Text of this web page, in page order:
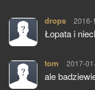
drops pisze:
2016-
Łopata i
tom pisze:
2017-
ale